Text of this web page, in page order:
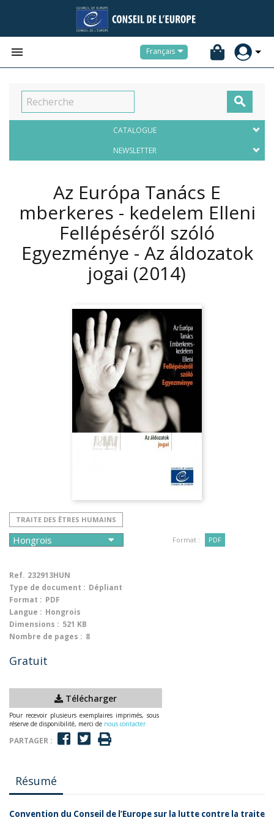
 Français

CATALOGUE
NEWSLETTER
Az Európa Tanács E
mberkeres - kedelem Elleni
Fellépéséről szóló
Egyezménye - Az áldozatok
jogai (2014)
TRAITE DES ÊTRES HUMAINS
Format : PDF
Ref. 232913HUN
Type de document : Dépliant
Format : PDF
Langue : Hongrois
Dimensions : 521 KB
Nombre de pages : 8
Gratuit
Télécharger
Pour recevoir plusieurs exemplaires imprimés, sous
réserve de disponibilité, merci de nous contacter
PARTAGER :
Résumé
Convention du Conseil de l’Europe sur la lutte contre la traite